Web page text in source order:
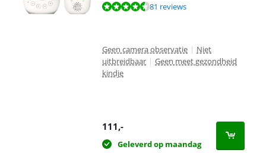
Beoordeling is 9,2 van de 10, gebaseerd op 81 reviews.
81 reviews
Geen camera observatie | Niet
uitbreidbaar | Geen meet gezondheid
kindje
111,-
Geleverd op maandag